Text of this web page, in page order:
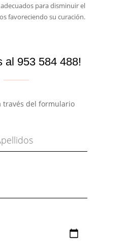
para disminuir el
favoreciendo su curación.
al 953 584 488!
través del formulario